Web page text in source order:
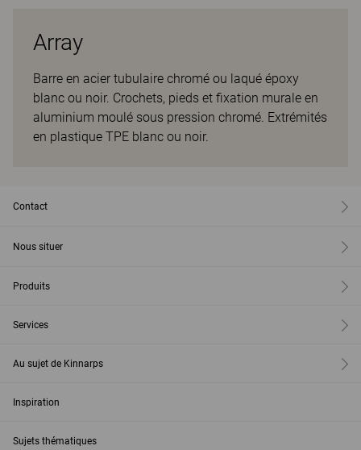
Array
Barre en acier tubulaire chromé ou laqué époxy
blanc ou noir. Crochets, pieds et fixation murale en
aluminium moulé sous pression chromé. Extrémités
en plastique TPE blanc ou noir.
Contact
Nous situer
Produits
Services
Au sujet de Kinnarps
Inspiration
Sujets thématiques